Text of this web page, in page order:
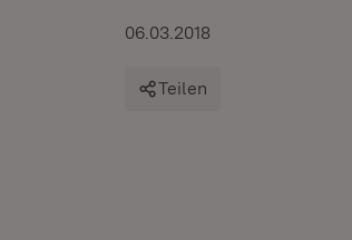
06.03.2018
Teilen